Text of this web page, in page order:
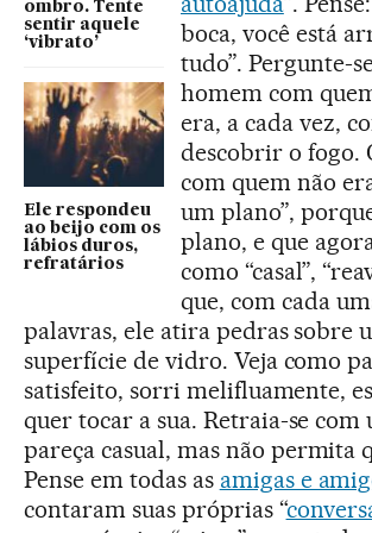
ombro. Tente
sentir aquele
‘vibrato’
Ele respondeu
ao beijo com os
lábios duros,
refratários
boca, você está
tudo”. Pergunte-
homem com
era, a cada vez,
descobrir o fogo.
com quem não
um plano”,
plano, e que
como “casal”,
que, com cada
palavras, ele atira pedras sobre
superfície de vidro. Veja como
satisfeito, sorri melifluamente,
quer tocar a sua. Retraia-se com
pareça casual, mas não permita
Pense em todas as amigas e
contaram suas próprias “